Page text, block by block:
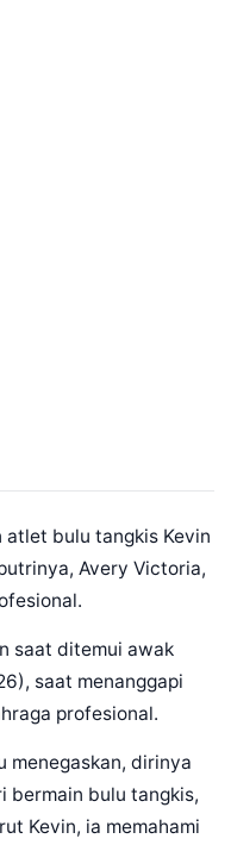
atlet bulu tangkis Kevin
Avery Victoria,
saat ditemui awak
saat menanggapi
profesional.
menegaskan, dirinya
bermain bulu tangkis,
Kevin, ia memahami